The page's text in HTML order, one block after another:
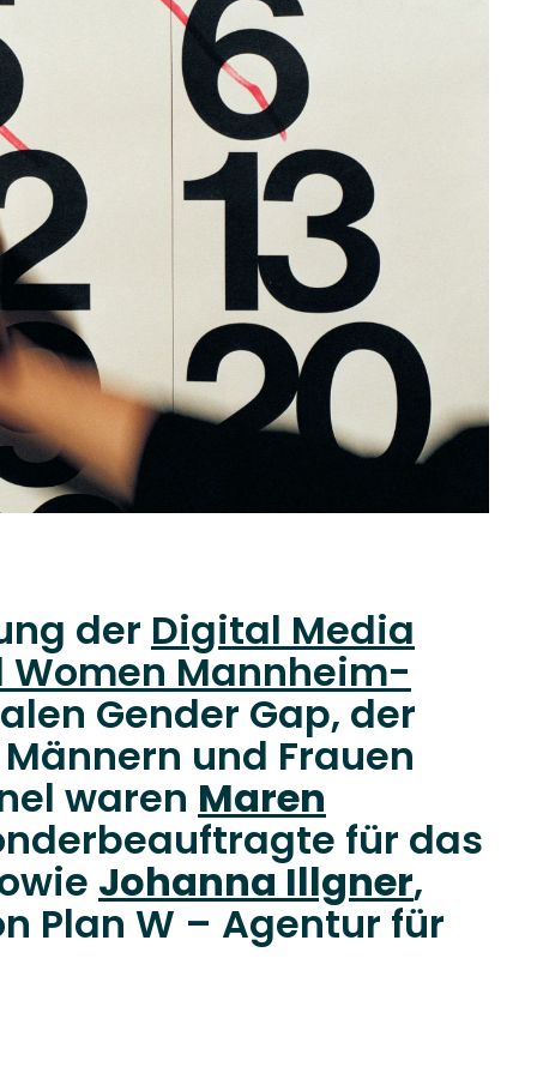
der Digital Media
Women Mannheim-
Gender Gap, der
und Frauen
waren Maren
für das
Johanna Illgner,
Plan W – Agentur für